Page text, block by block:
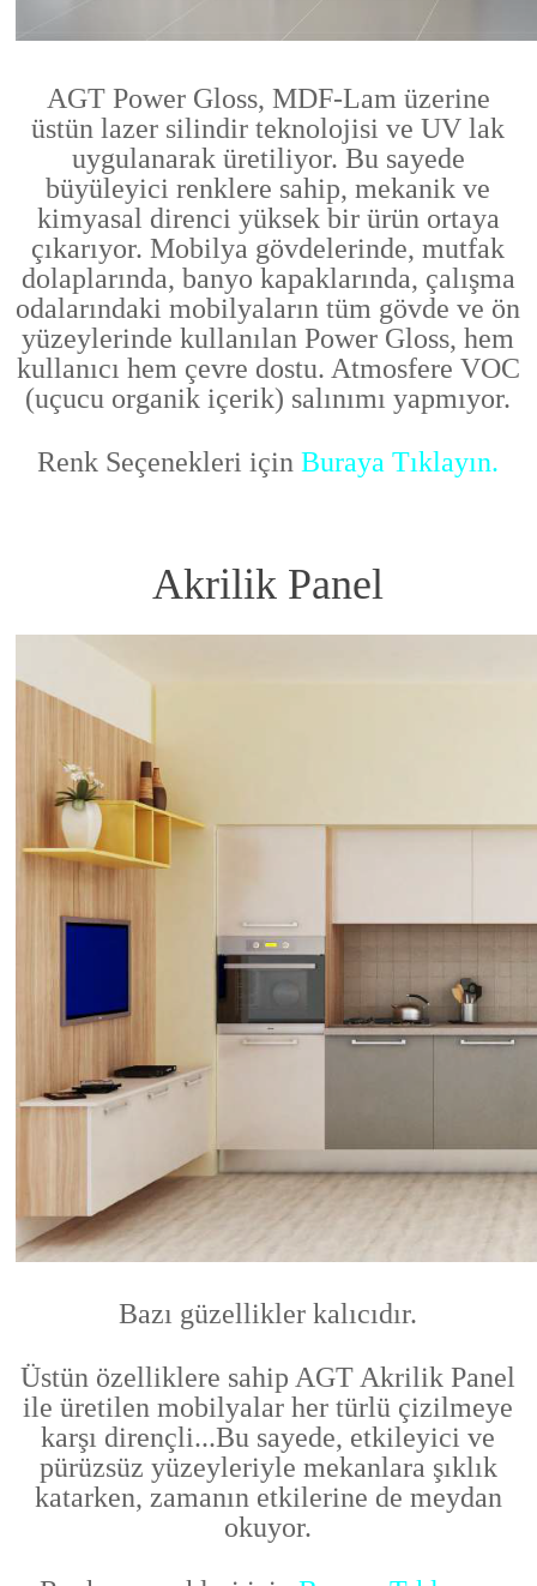
AGT Power Gloss, MDF-Lam üzerine
üstün lazer silindir teknolojisi ve UV lak
uygulanarak üretiliyor. Bu sayede
büyüleyici renklere sahip, mekanik ve
kimyasal direnci yüksek bir ürün ortaya
çıkarıyor. Mobilya gövdelerinde, mutfak
dolaplarında, banyo kapaklarında, çalışma
odalarındaki mobilyaların tüm gövde ve ön
yüzeylerinde kullanılan Power Gloss, hem
kullanıcı hem çevre dostu. Atmosfere VOC
(uçucu organik içerik) salınımı yapmıyor.
Renk Seçenekleri içinBuraya Tıklayın.
Akrilik Panel
Bazı güzellikler kalıcıdır.
Üstün özelliklere sahip AGT Akrilik Panel
ile üretilen mobilyalar her türlü çizilmeye
karşı dirençli...Bu sayede, etkileyici ve
pürüzsüz yüzeyleriyle mekanlara şıklık
katarken, zamanın etkilerine de meydan
okuyor.